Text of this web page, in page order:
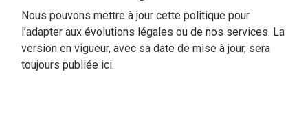
Nous pouvons mettre à jour cette politique pour
l’adapter aux évolutions légales ou de nos services. La
version en vigueur, avec sa date de mise à jour, sera
toujours publiée ici.